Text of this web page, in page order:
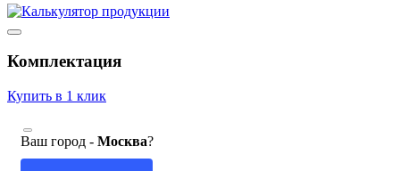
Комплектация
Купить в 1 клик
Ваш город - Москва?